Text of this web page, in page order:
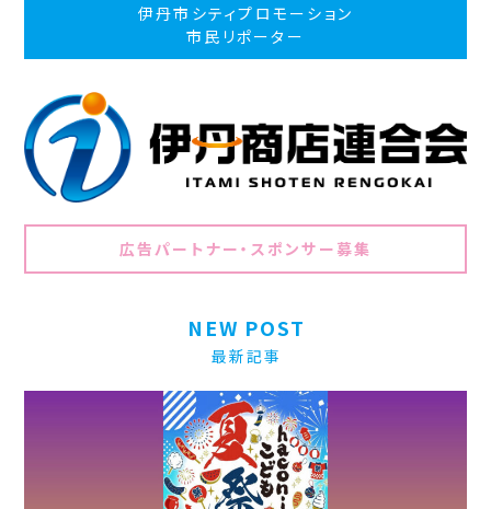
伊丹市シティプロモーション
市民リポーター
広告パートナー・スポンサー募集
NEW POST
最新記事